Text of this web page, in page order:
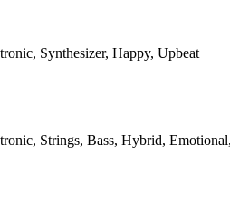
Synthesizer, Happy, Upbeat
Strings, Bass, Hybrid,